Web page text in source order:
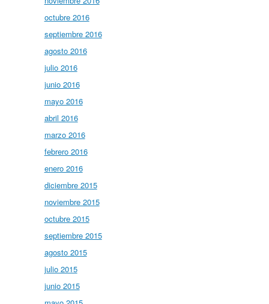
octubre 2016
septiembre 2016
agosto 2016
julio 2016
junio 2016
mayo 2016
abril 2016
marzo 2016
febrero 2016
enero 2016
diciembre 2015
noviembre 2015
octubre 2015
septiembre 2015
agosto 2015
julio 2015
junio 2015